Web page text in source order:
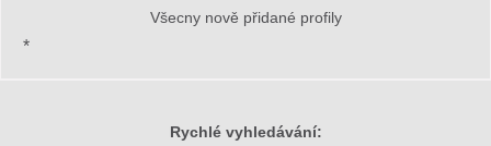
Všecny nově přidané profily
*
Rychlé vyhledávání: